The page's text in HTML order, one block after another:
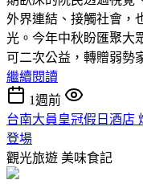
外界連結、接觸社會，
光。今年中秋盼匯聚大
可二次公益，轉贈弱勢
繼續閱讀
1週前
台南大員皇冠假日酒店
登場
觀光旅遊 美味食記